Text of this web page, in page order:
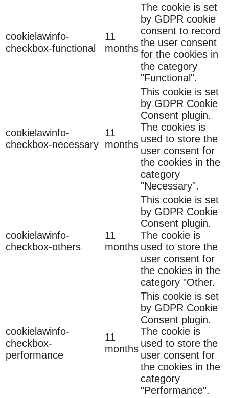
cookielawinfo-
checkbox-functional
11
months
The cookie is set
by GDPR cookie
consent to record
the user consent
for the cookies in
the category
"Functional".
cookielawinfo-
checkbox-necessary
11
months
This cookie is set
by GDPR Cookie
Consent plugin.
The cookies is
used to store the
user consent for
the cookies in the
category
"Necessary".
cookielawinfo-
checkbox-others
11
months
This cookie is set
by GDPR Cookie
Consent plugin.
The cookie is
used to store the
user consent for
the cookies in the
category "Other.
cookielawinfo-
checkbox-
performance
11
months
This cookie is set
by GDPR Cookie
Consent plugin.
The cookie is
used to store the
user consent for
the cookies in the
category
"Performance".